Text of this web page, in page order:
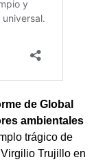
de Global
ambientales
trágico de
Trujillo en